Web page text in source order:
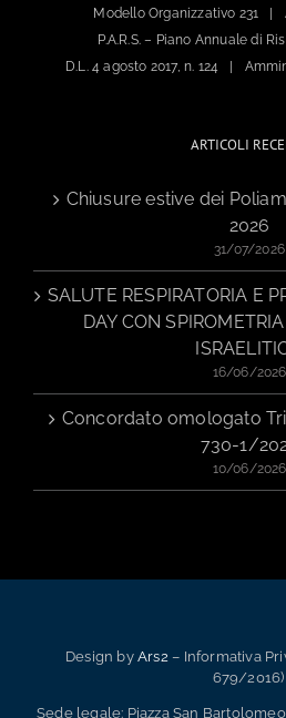
Modello Organizzativo 231
P.A.R.S. – Piano Annuale di
D.L. 4 agosto 2017, n. 124
ARTICOLI
Chiusure estive dei
2026
31/07/2026
SALUTE RESPIRATORIA E
DAY CON
16/06/2026
Concordato omologato
730-1/
10/06/2026
Design byArs2– Informativa
679/2016)
Sede legale: Piazza San Bartolomeo